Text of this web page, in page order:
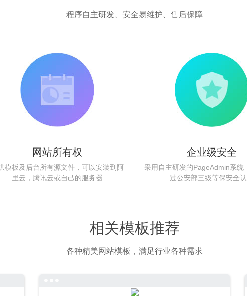
程序自主研发、安全易维护、售后保障
网站所有权
模板及后台所有源文件，可以安装到阿
里云，腾讯云或自己的服务器
企业级安全
采用自主研发的PageAdmin系统
过公安部三级等保安全
相关模板推荐
各种精美网站模板，满足行业各种需求